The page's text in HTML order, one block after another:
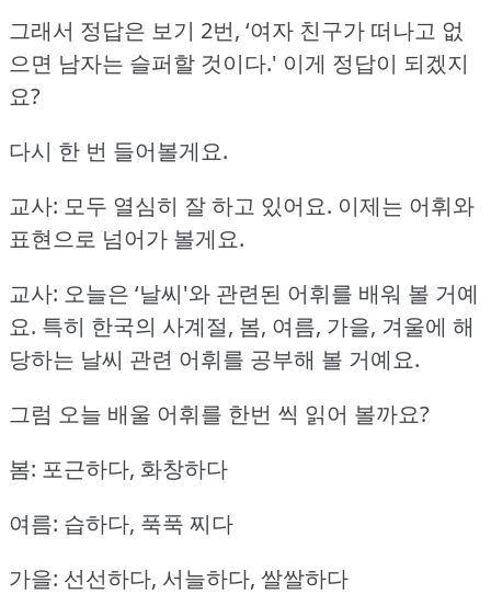
그래서 정답은 보기 2번, ‘여자 친구가 떠나고 없
으면 남자는 슬퍼할 것이다.' 이게 정답이 되겠지
요?
다시 한 번 들어볼게요.
교사: 모두 열심히 잘 하고 있어요. 이제는 어휘와
표현으로 넘어가 볼게요.
교사: 오늘은 ‘날씨'와 관련된 어휘를 배워 볼 거예
요. 특히 한국의 사계절, 봄, 여름, 가을, 겨울에 해
당하는 날씨 관련 어휘를 공부해 볼 거예요.
그럼 오늘 배울 어휘를 한번 씩 읽어 볼까요?
봄: 포근하다, 화창하다
여름: 습하다, 푹푹 찌다
가을: 선선하다, 서늘하다, 쌀쌀하다